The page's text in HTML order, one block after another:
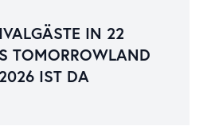
IN 22
TOMORROWLAND
IST DA